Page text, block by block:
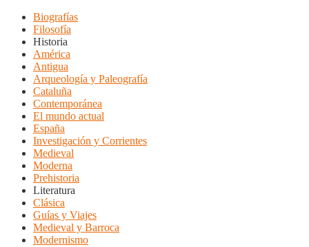
Biografías
Filosofía
Historia
América
Antigua
Arqueología y Paleografía
Cataluña
Contemporánea
El mundo actual
España
Investigación y Corrientes
Medieval
Moderna
Prehistoria
Literatura
Clásica
Guías y Viajes
Medieval y Barroca
Modernismo